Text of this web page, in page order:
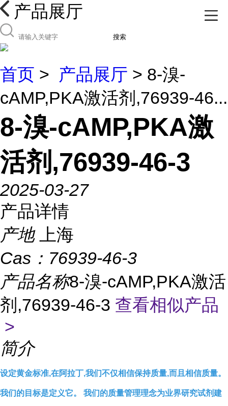
产品展厅
搜索
首页 > 产品展厅 > 8-溴-
cAMP,PKA激活剂,76939-46...
8-溴-cAMP,PKA激
活剂,76939-46-3
2025-03-27
产品详情
产地
上海
Cas： 76939-46-3
产品名称8-溴-cAMP,PKA激活
剂,76939-46-3 查看相似产品
>
简介
设定黄金标准,在阿拉丁,我们不仅相信保持质量,而且相信质量。
我们的目标是定义它。 我们的质量管理理念为业界研究试剂建